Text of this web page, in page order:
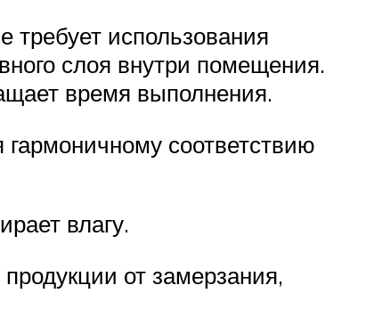
использования
слоя внутри помещения.
время выполнения.
соответствию
влагу.
от замерзания,